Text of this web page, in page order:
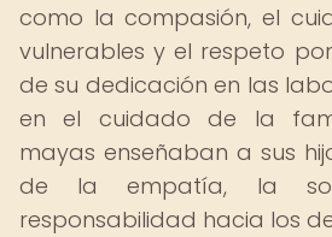
como la compasión, el
vulnerables y el respeto
de su dedicación en las
en el cuidado de la
mayas enseñaban a sus
de la empatía, la
responsabilidad hacia los